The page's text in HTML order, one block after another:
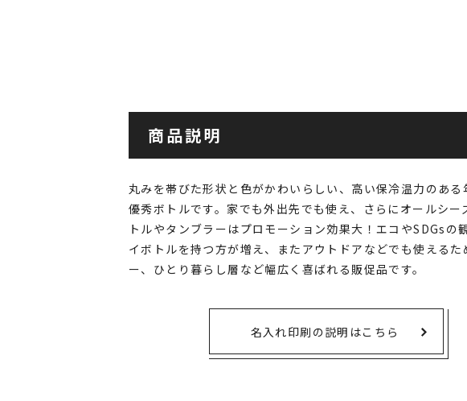
商品説明
丸みを帯びた形状と色がかわいらしい、高い保冷温力のある
優秀ボトルです。家でも外出先でも使え、さらにオールシー
トルやタンブラーはプロモーション効果大！エコやSDGsの
イボトルを持つ方が増え、またアウトドアなどでも使えるた
ー、ひとり暮らし層など幅広く喜ばれる販促品です。
名入れ印刷の説明はこちら